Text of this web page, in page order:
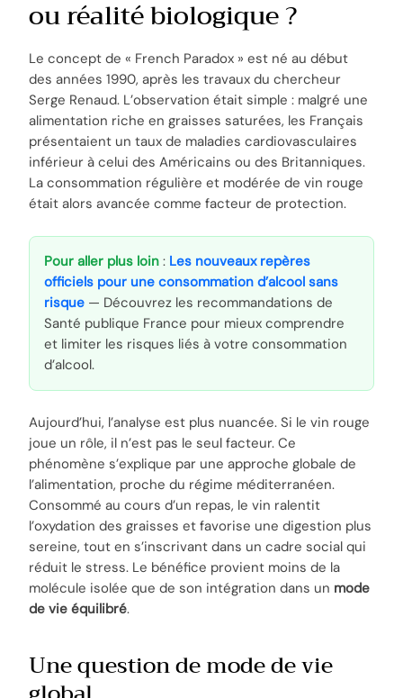
ou réalité biologique ?
Le concept de « French Paradox » est né au début
des années 1990, après les travaux du chercheur
Serge Renaud. L’observation était simple : malgré une
alimentation riche en graisses saturées, les Français
présentaient un taux de maladies cardiovasculaires
inférieur à celui des Américains ou des Britanniques.
La consommation régulière et modérée de vin rouge
était alors avancée comme facteur de protection.
Pour aller plus loin : Les nouveaux repères
officiels pour une consommation d’alcool sans
risque — Découvrez les recommandations de
Santé publique France pour mieux comprendre
et limiter les risques liés à votre consommation
d’alcool.
Aujourd’hui, l’analyse est plus nuancée. Si le vin rouge
joue un rôle, il n’est pas le seul facteur. Ce
phénomène s’explique par une approche globale de
l’alimentation, proche du régime méditerranéen.
Consommé au cours d’un repas, le vin ralentit
l’oxydation des graisses et favorise une digestion plus
sereine, tout en s’inscrivant dans un cadre social qui
réduit le stress. Le bénéfice provient moins de la
molécule isolée que de son intégration dans un mode
de vie équilibré.
Une question de mode de vie